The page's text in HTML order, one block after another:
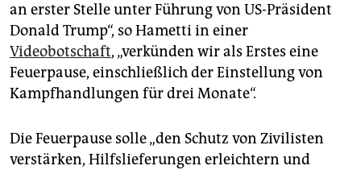
an erster Stelle unter Führung von US-Präsident
Donald Trump“, so Hametti in einer
Videobotschaft, „verkünden wir als Erstes eine
Feuerpause, einschließlich der Einstellung von
Kampfhandlungen für drei Monate“.
Die Feuerpause solle „den Schutz von Zivilisten
verstärken, Hilfslieferungen erleichtern und